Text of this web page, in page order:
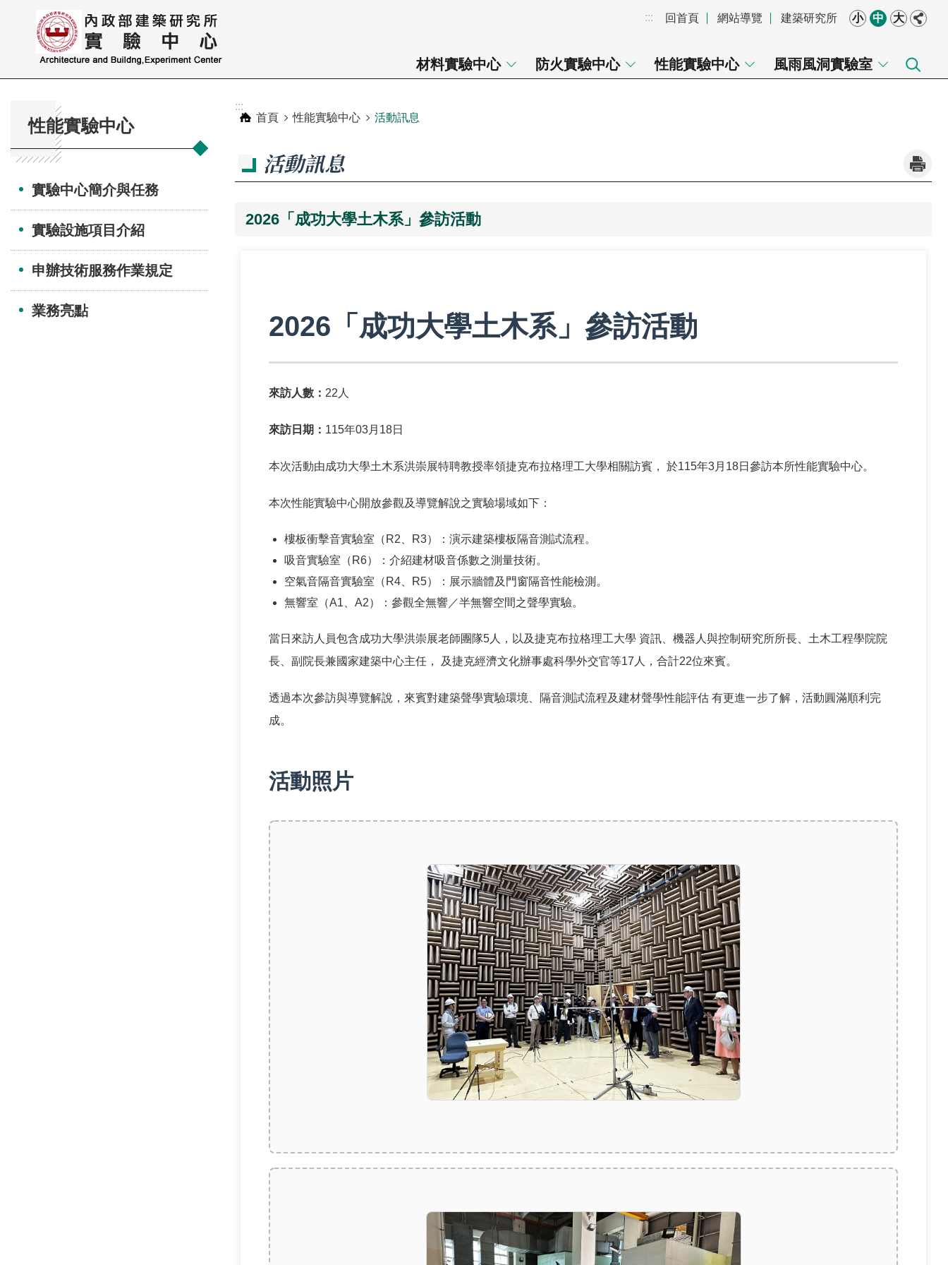
跳到主要內容區塊 ::: 回首頁 網站導覽 建築研究所 小 中 大
材料實驗中心 防火實驗中心 性能實驗中心 風雨風洞實驗室
性能實驗中心
實驗中心簡介與任務
實驗設施項目介紹
申辦技術服務作業規定
業務亮點
:::
首頁
性能實驗中心 活動訊息
活動訊息
2026「成功大學土木系」參訪活動
2026「成功大學土木系」參訪活動
來訪人數： 22人
來訪日期： 115年03月18日
本次活動由成功大學土木系洪崇展特聘教授率領捷克布拉格理工大學相關訪賓， 於115年3月18日參訪本所性能實驗中心。
本次性能實驗中心開放參觀及導覽解說之實驗場域如下：
樓板衝擊音實驗室（R2、R3）：演示建築樓板隔音測試流程。
吸音實驗室（R6）：介紹建材吸音係數之測量技術。
空氣音隔音實驗室（R4、R5）：展示牆體及門窗隔音性能檢測。
無響室（A1、A2）：參觀全無響／半無響空間之聲學實驗。
當日來訪人員包含成功大學洪崇展老師團隊5人，以及捷克布拉格理工大學 資訊、機器人與控制研究所所長、土木工程學院院
長、副院長兼國家建築中心主任， 及捷克經濟文化辦事處科學外交官等17人，合計22位來賓。
透過本次參訪與導覽解說，來賓對建築聲學實驗環境、隔音測試流程及建材聲學性能評估 有更進一步了解，活動圓滿順利完
成。
活動照片